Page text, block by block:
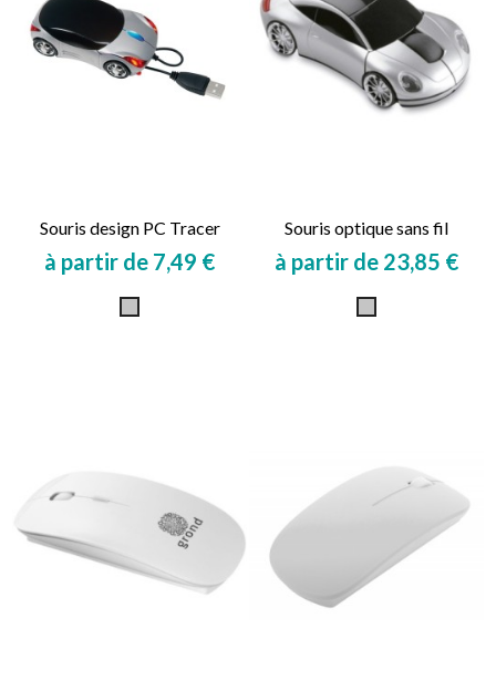
Souris design PC Tracer
à partir de 7,49 €
Souris optique sans fil
à partir de 23,85 €